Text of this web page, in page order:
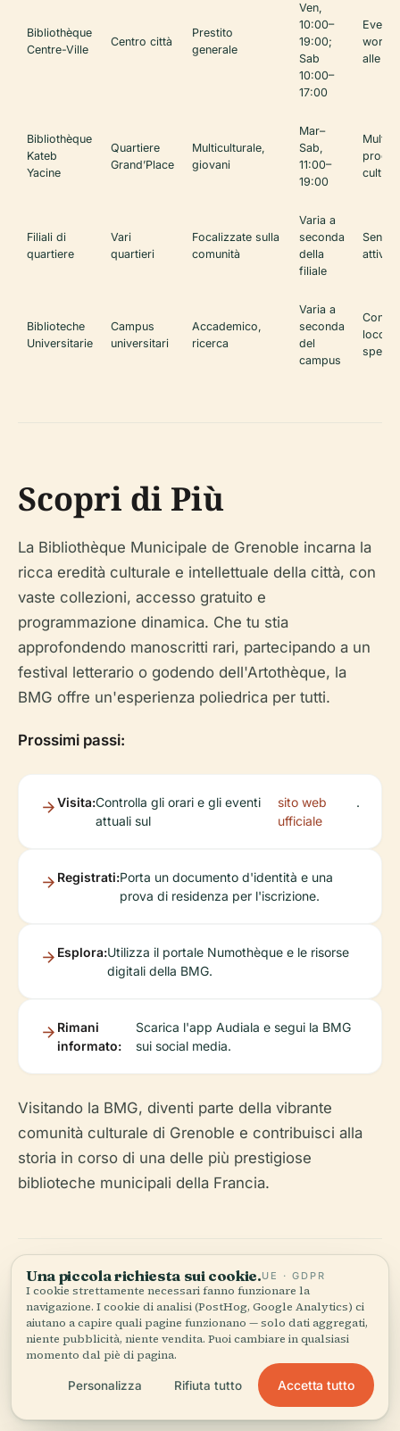
Bibliothèque
Centre-Ville
Centro città
Prestito
generale
Ven,
10:00–
19:00;
Sab
10:00–
17:00
Eventi,
alle
Bibliothèque
Kateb
Yacine
Quartiere
Grand’Place
Multiculturale,
giovani
Mar–
Sab,
11:00–
19:00
Filiali di
quartiere
Vari
quartieri
Focalizzate sulla
comunità
Varia a
seconda
della
filiale
attività
Biblioteche
Universitarie
Campus
universitari
Accademico,
ricerca
Varia a
seconda
del
campus
loco,
Scopri di Più
La Bibliothèque Municipale de Grenoble incarna la
ricca eredità culturale e intellettuale della città, con
vaste collezioni, accesso gratuito e
programmazione dinamica. Che tu stia
approfondendo manoscritti rari, partecipando a un
festival letterario o godendo dell'Artothèque, la
BMG offre un'esperienza poliedrica per tutti.
Prossimi passi:
Visita:Controlla gli orari e gli eventi
attuali sul
sito web
ufficiale
.
Registrati:Porta un documento d'identità e una
prova di residenza per l'iscrizione.
Esplora:Utilizza il portale Numothèque e le risorse
digitali della BMG.
Rimani
informato:
Scarica l'app Audiala e segui la BMG
sui social media.
Visitando la BMG, diventi parte della vibrante
comunità culturale di Grenoble e contribuisci alla
storia in corso di una delle più prestigiose
biblioteche municipali della Francia.
Ascolta la storia completa nell'app
Una piccola richiesta sui cookie.UE · GDPR
I cookie strettamente necessari fanno funzionare la
navigazione. I cookie di analisi (PostHog, Google Analytics) ci
aiutano a capire quali pagine funzionano — solo dati aggregati,
niente pubblicità, niente vendita. Puoi cambiare in qualsiasi
momento dal piè di pagina.
Personalizza Rifiuta tutto Accetta tutto